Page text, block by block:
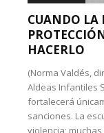
CUANDO LA
HACERLO
(Norma Valdés,
Aldeas Infantiles
fortalecerá
sanciones. La
violencia;